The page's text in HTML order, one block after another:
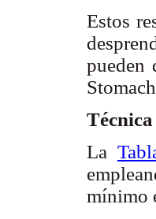
Estos
pueden
La
mínimo